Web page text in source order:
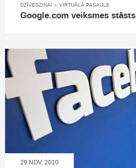
DZĪVESZIŅAI » VIRTUĀLĀ PASAULE
Google.com veiksmes stāsts
29.NOV, 2010